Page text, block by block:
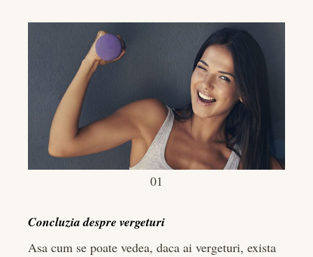
01
Concluzia despre vergeturi
Asa cum se poate vedea, daca ai vergeturi, exista